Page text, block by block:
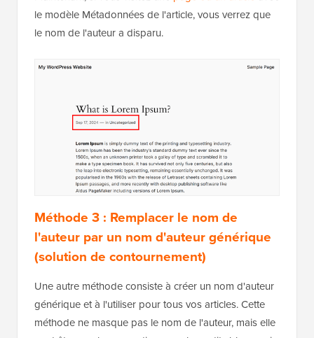
Maintenant, si vous visitez unepage ou un articleavec
le modèle Métadonnées de l'article, vous verrez que
Méthode 3 : Remplacer le nom de
l'auteur par un nom d'auteur générique
(solution de contournement)
Une autre méthode consiste à créer un nom d'auteur
générique et à l'utiliser pour tous vos articles. Cette